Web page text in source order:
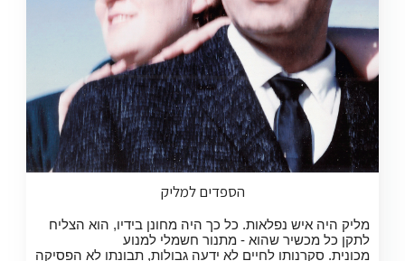
הספדים למליק
מליק היה איש נפלאות. כל כך היה מחונן בידיו, הוא הצליח
לתקן כל מכשיר שהוא - מתנור חשמלי למנוע
מכונית. סקרנותו לחיים לא ידעה גבולות, תבונתו לא הפסיקה